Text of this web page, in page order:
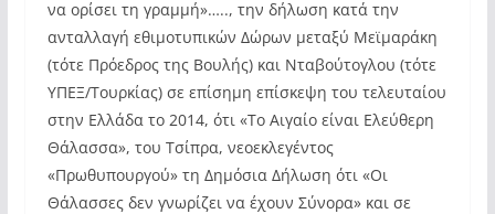
να ορίσει τη γραμμή»….., την δήλωση κατά την
ανταλλαγή εθιμοτυπικών Δώρων μεταξύ Μεϊμαράκη
(τότε Πρόεδρος της Βουλής) και Νταβούτογλου (τότε
ΥΠΕΞ/Τουρκίας) σε επίσημη επίσκεψη του τελευταίου
στην Ελλάδα το 2014, ότι «Το Αιγαίο είναι Ελεύθερη
Θάλασσα», του Τσίπρα, νεοεκλεγέντος
«Πρωθυπουργού» τη Δημόσια Δήλωση ότι «Οι
Θάλασσες δεν γνωρίζει να έχουν Σύνορα» και σε